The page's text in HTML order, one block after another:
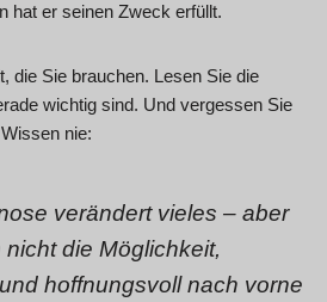
hat er seinen Zweck erfüllt.
die Sie brauchen. Lesen Sie die
wichtig sind. Und vergessen Sie
nie:
verändert vieles – aber
die Möglichkeit,
hoffnungsvoll nach vorne